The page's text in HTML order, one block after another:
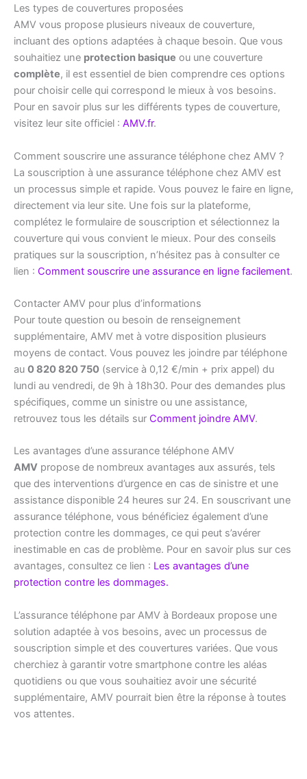
Les types de couvertures proposées
AMV vous propose plusieurs niveaux de couverture,
incluant des options adaptées à chaque besoin. Que vous
souhaitiez une protection basique ou une couverture
complète, il est essentiel de bien comprendre ces options
pour choisir celle qui correspond le mieux à vos besoins.
Pour en savoir plus sur les différents types de couverture,
visitez leur site officiel : AMV.fr.
Comment souscrire une assurance téléphone chez AMV ?
La souscription à une assurance téléphone chez AMV est
un processus simple et rapide. Vous pouvez le faire en ligne,
directement via leur site. Une fois sur la plateforme,
complétez le formulaire de souscription et sélectionnez la
couverture qui vous convient le mieux. Pour des conseils
pratiques sur la souscription, n’hésitez pas à consulter ce
lien : Comment souscrire une assurance en ligne facilement.
Contacter AMV pour plus d’informations
Pour toute question ou besoin de renseignement
supplémentaire, AMV met à votre disposition plusieurs
moyens de contact. Vous pouvez les joindre par téléphone
au 0 820 820 750 (service à 0,12 €/min + prix appel) du
lundi au vendredi, de 9h à 18h30. Pour des demandes plus
spécifiques, comme un sinistre ou une assistance,
retrouvez tous les détails sur Comment joindre AMV.
Les avantages d’une assurance téléphone AMV
AMV propose de nombreux avantages aux assurés, tels
que des interventions d’urgence en cas de sinistre et une
assistance disponible 24 heures sur 24. En souscrivant une
assurance téléphone, vous bénéficiez également d’une
protection contre les dommages, ce qui peut s’avérer
inestimable en cas de problème. Pour en savoir plus sur ces
avantages, consultez ce lien : Les avantages d’une
protection contre les dommages.
L’assurance téléphone par AMV à Bordeaux propose une
solution adaptée à vos besoins, avec un processus de
souscription simple et des couvertures variées. Que vous
cherchiez à garantir votre smartphone contre les aléas
quotidiens ou que vous souhaitiez avoir une sécurité
supplémentaire, AMV pourrait bien être la réponse à toutes
vos attentes.